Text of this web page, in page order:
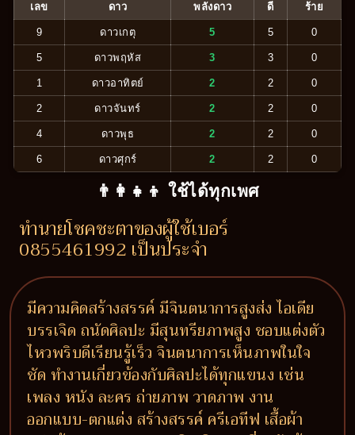
เลข ดาว พลังดาว ดี ร้าย
9 ดาวเกตุ 5 5 0
5 ดาวพฤหัส 3 3 0
1 ดาวอาทิตย์ 2 2 0
2 ดาวจันทร์ 2 2 0
4 ดาวพุธ 2 2 0
6 ดาวศุกร์ 2 2 0
👨‍👩‍👧‍👦 ใช้ได้ทุกเพศ
ทำนายโชคชะตาของผู้ใช้เบอร์
0855461992 เป็นประจำ
มีความคิดสร้างสรรค์ มีจินตนาการสูงส่ง ไอเดีย
บรรเจิด ถนัดศิลปะ มีสุนทรียภาพสูง ชอบแต่งตัว
ไหวพริบดีเรียนรู้เร็ว จินตนาการเห็นภาพในใจ
ชัด ทำงานเกี่ยวข้องกับศิลปะได้ทุกแขนง เช่น
เพลง หนัง ละคร ถ่ายภาพ วาดภาพ งาน
ออกแบบ-ตกแต่ง สร้างสรรค์ ครีเอทีฟ เสื้อผ้า